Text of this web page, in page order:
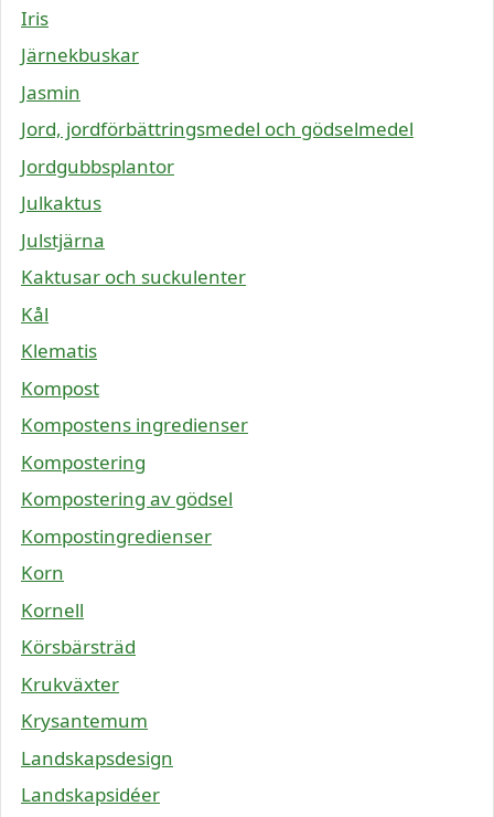
Iris
Järnekbuskar
Jasmin
Jord, jordförbättringsmedel och gödselmedel
Jordgubbsplantor
Julkaktus
Julstjärna
Kaktusar och suckulenter
Kål
Klematis
Kompost
Kompostens ingredienser
Kompostering
Kompostering av gödsel
Kompostingredienser
Korn
Kornell
Körsbärsträd
Krukväxter
Krysantemum
Landskapsdesign
Landskapsidéer